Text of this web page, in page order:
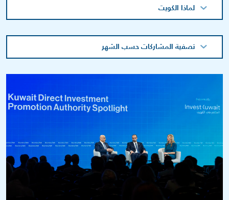
لماذا الكويت
تصفية المشاركات حسب الشهر